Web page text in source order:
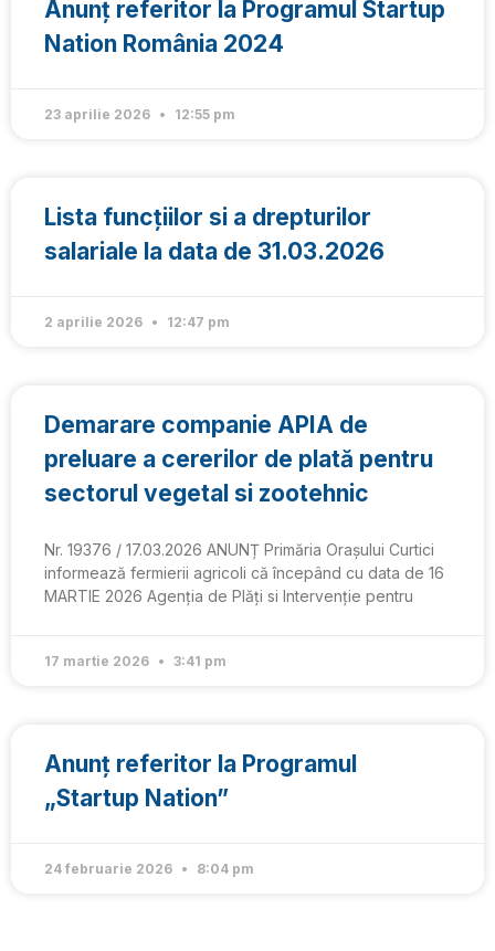
Anunț referitor la Programul Startup
Nation România 2024
23 aprilie 2026 12:55 pm
Lista funcțiilor si a drepturilor
salariale la data de 31.03.2026
2 aprilie 2026 12:47 pm
Demarare companie APIA de
preluare a cererilor de plată pentru
sectorul vegetal si zootehnic
Nr. 19376 / 17.03.2026 ANUNȚ Primăria Orașului Curtici
informează fermierii agricoli că începând cu data de 16
MARTIE 2026 Agenția de Plăți si Intervenție pentru
17 martie 2026 3:41 pm
Anunț referitor la Programul
„Startup Nation”
24 februarie 2026 8:04 pm